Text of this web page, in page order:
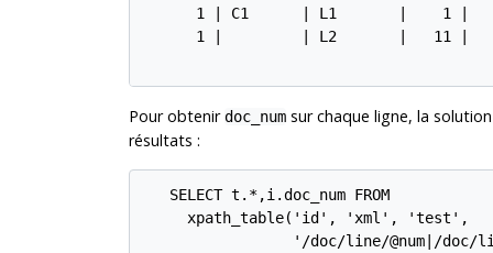
1 | C1      | L1       |    1 |
1 |         | L2       |   11 |
Pour obtenirdoc_numsur chaque ligne, la
résultats :
   SELECT t.*,i.doc_num FROM
     xpath_table('id', 'xml', 'test',
'/doc/line/@num|/doc/